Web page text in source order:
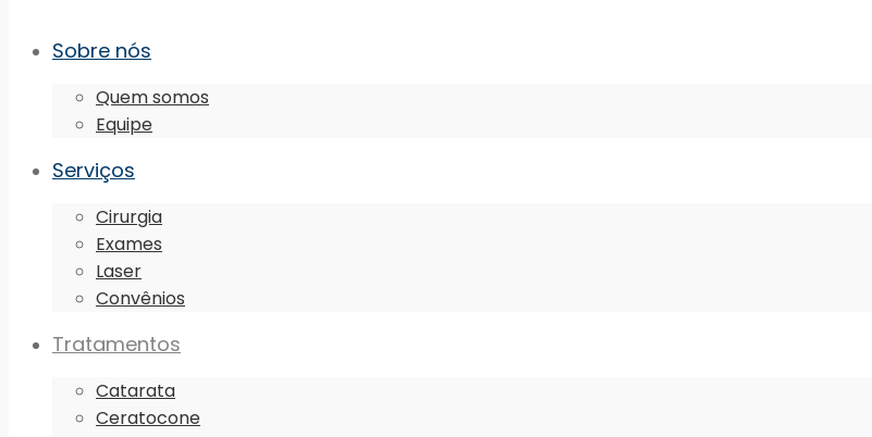
Sobre nós
Quem somos
Equipe
Serviços
Cirurgia
Exames
Laser
Convênios
Tratamentos
Catarata
Ceratocone